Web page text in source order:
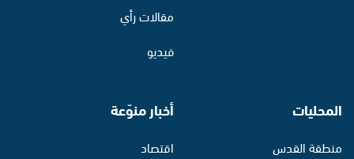
مقالات رأي
فيديو
المحليات
منطقة القدس
أخبار منوّعة
اقتصاد